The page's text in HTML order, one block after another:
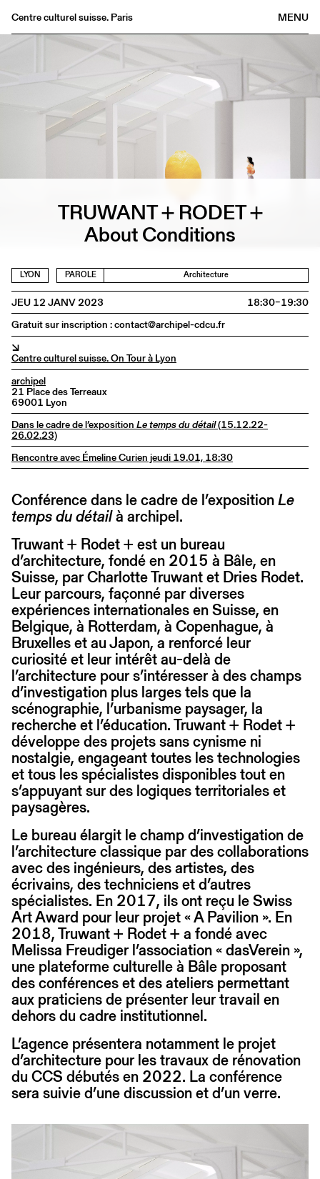
MENU
Centre culturel suisse. Paris
Archives
Médiathèque
Informations
TRUWANT + RODET +
About Conditions
LYON PAROLE Architecture
JEU 12 JANV 2023
18:30–19:30
Gratuit sur inscription : contact@archipel-cdcu.fr
↘
Centre culturel suisse. On Tour à Lyon
archipel
21 Place des Terreaux
69001 Lyon
Dans le cadre de l’exposition Le temps du détail(15.12.22-
26.02.23)
Rencontre avec Émeline Curien jeudi 19.01, 18:30
Conférence dans le cadre de l’expositionLe
temps du détailà archipel.
Truwant + Rodet + est un bureau
d’architecture, fondé en 2015 à Bâle, en
Suisse, par Charlotte Truwant et Dries Rodet.
Leur parcours, façonné par diverses
expériences internationales en Suisse, en
Belgique, à Rotterdam, à Copenhague, à
Bruxelles et au Japon, a renforcé leur
curiosité et leur intérêt au-delà de
l’architecture pour s’intéresser à des champs
d’investigation plus larges tels que la
scénographie, l’urbanisme paysager, la
recherche et l’éducation. Truwant + Rodet +
développe des projets sans cynisme ni
nostalgie, engageant toutes les technologies
et tous les spécialistes disponibles tout en
s’appuyant sur des logiques territoriales et
paysagères.
Le bureau élargit le champ d’investigation de
l’architecture classique par des collaborations
avec des ingénieurs, des artistes, des
écrivains, des techniciens et d’autres
spécialistes. En 2017, ils ont reçu le Swiss
Art Award pour leur projet « A Pavilion ». En
2018, Truwant + Rodet + a fondé avec
Melissa Freudiger l’association « dasVerein »,
une plateforme culturelle à Bâle proposant
des conférences et des ateliers permettant
aux praticiens de présenter leur travail en
dehors du cadre institutionnel.
L’agence présentera notamment le projet
d’architecture pour les travaux de rénovation
du CCS débutés en 2022. La conférence
sera suivie d’une discussion et d’un verre.